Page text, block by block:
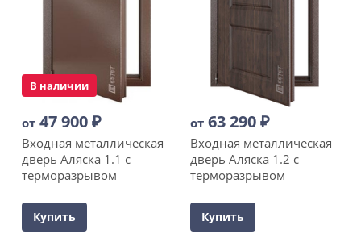
В наличии
от 47 900₽
Входная металлическая
дверь Аляска 1.1 с
терморазрывом
Купить
от 63 290₽
Входная металлическая
дверь Аляска 1.2 с
терморазрывом
Купить